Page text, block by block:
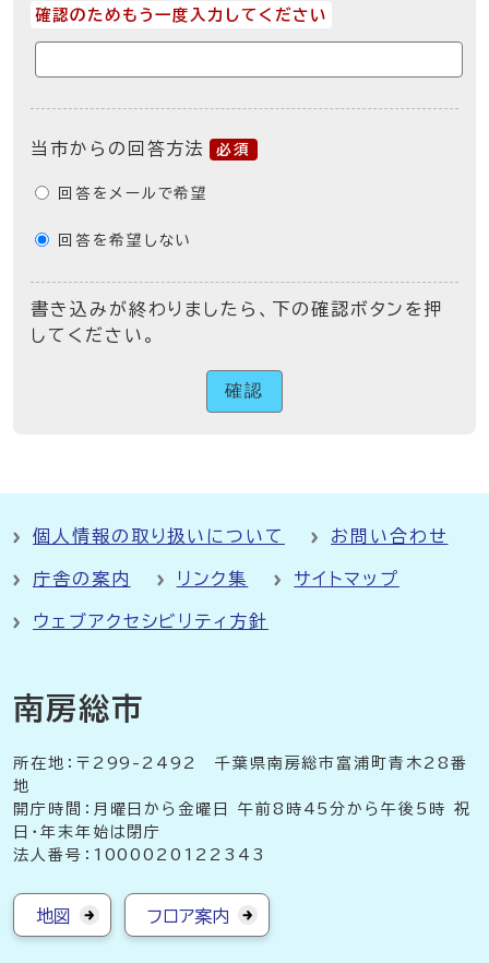
確認のためもう一度入力してください
当市からの回答方法 必須
回答をメールで希望
回答を希望しない
書き込みが終わりましたら、下の確認ボタンを押
してください。
確認
個人情報の取り扱いについて お問い合わせ
庁舎の案内 リンク集 サイトマップ
ウェブアクセシビリティ方針
南房総市
所在地：〒299-2492 千葉県南房総市富浦町青木28番
地
開庁時間：月曜日から金曜日 午前8時45分から午後5時 祝
日・年末年始は閉庁
法人番号：1000020122343
地図 フロア案内